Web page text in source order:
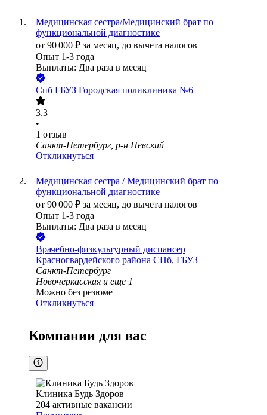
Медицинская сестра/Медицинский брат по
функциональной диагностике
от 90 000 ₽ за месяц, до вычета налогов
Опыт 1-3 года
Выплаты: Два раза в месяц
Спб ГБУЗ Городская поликлиника №6
3.3
•
1 отзыв
Санкт-Петербург, р-н Невский
Откликнуться
Медицинская сестра / Медицинский брат по
функциональной диагностике
от 90 000 ₽ за месяц, до вычета налогов
Опыт 1-3 года
Выплаты: Два раза в месяц
Врачебно-физкультурный диспансер
Красногвардейского района СПб, ГБУЗ
Санкт-Петербург
Новочеркасская и еще 1
Можно без резюме
Откликнуться
Компании для вас
Клиника Будь Здоров
204 активные вакансии